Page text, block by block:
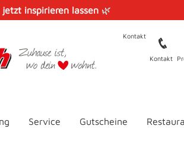
inspirieren lassen 🌿
Kontakt
Kontakt
Service Gutscheine